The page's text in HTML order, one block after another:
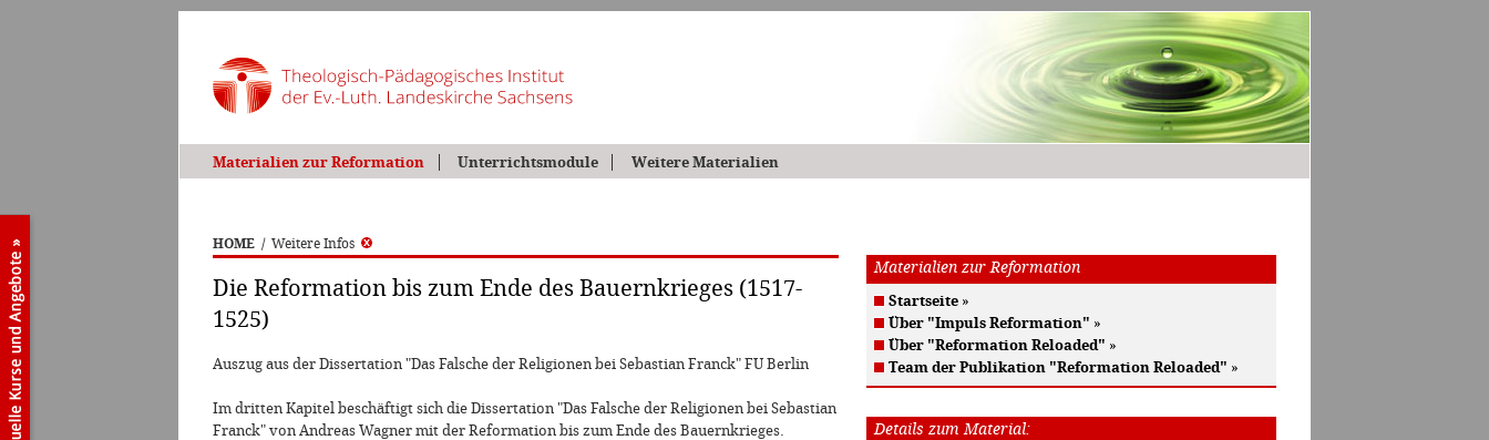
Materialien zur Reformation Unterrichtsmodule Weitere Materialien
HOME / Weitere Infos
Die Reformation bis zum Ende des Bauernkrieges (1517-
1525)
Auszug aus der Dissertation "Das Falsche der Religionen bei Sebastian Franck" FU Berlin
Im dritten Kapitel beschäftigt sich die Dissertation "Das Falsche der Religionen bei Sebastian
Franck" von Andreas Wagner mit der Reformation bis zum Ende des Bauernkrieges.
Materialien zur Reformation
Startseite »
Über "Impuls Reformation" »
Über "Reformation Reloaded" »
Team der Publikation "Reformation Reloaded" »
Details zum Material: